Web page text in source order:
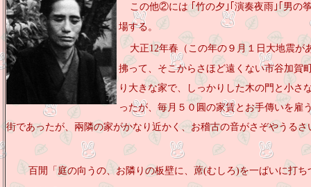
この他②には ｢竹の夕｣｢演奏夜雨｣｢男の
場する。
大正12年春（この年の９月１日大地震
拂って、そこからさほど遠くない市谷加賀
り大きな家で、しっかりした木の門と小さ
ったが、毎月５０圓の家賃とお手傳いを雇
街であったが、兩隣の家がかなり近かく、お稽古の音がさぞやうる
百閒「庭の向うの、お隣りの板壁に、 蓆(むしろ)を一ぱいに打